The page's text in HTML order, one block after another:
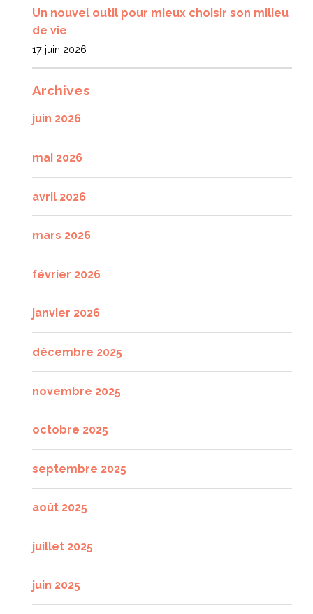
Un nouvel outil pour mieux choisir son milieu
de vie
17 juin 2026
Archives
juin 2026
mai 2026
avril 2026
mars 2026
février 2026
janvier 2026
décembre 2025
novembre 2025
octobre 2025
septembre 2025
août 2025
juillet 2025
juin 2025